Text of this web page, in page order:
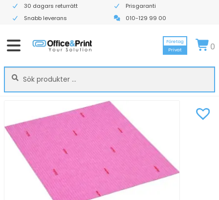
30 dagars returrätt
Prisgaranti
Snabb leverans
010-129 99 00
Sök
efter:
Sök
Företag
Privat
0